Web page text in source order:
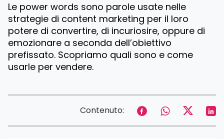
Le power words sono parole usate nelle
strategie di content marketing per il loro
potere di convertire, di incuriosire, oppure di
emozionare a seconda dell’obiettivo
prefissato. Scopriamo quali sono e come
usarle per vendere.
Contenuto: